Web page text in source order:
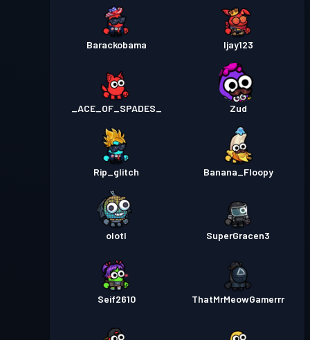
Barackobama Ijay123
_ACE_OF_SPADES_ Zud
Rip_glitch Banana_Floopy
olotl SuperGracen3
Seif2610 ThatMrMeowGamerrr